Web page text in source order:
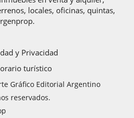
locales, oficinas, quintas,
y Privacidad
turístico
Gráfico Editorial Argentino
reservados.